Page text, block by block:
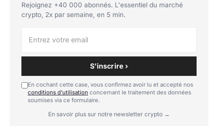
Rejoignez +40 000 abonnés. L'essentiel du marché
crypto, 2x par semaine, en 5 min.
S'inscrire ›
En cochant cette case, vous confirmez avoir lu et accepté nos
conditions d'utilisation concernant le traitement des données
soumises via ce formulaire.
En savoir plus sur notre newsletter crypto →